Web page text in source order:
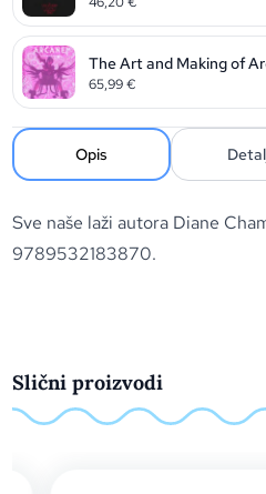
65,99€
Opis
Sve naše laži autora Diane
9789532183870.
Slični proizvodi